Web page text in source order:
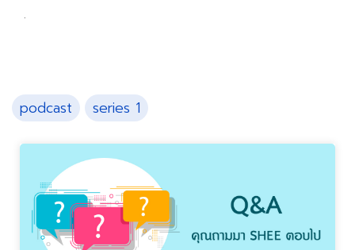
.
podcast series 1